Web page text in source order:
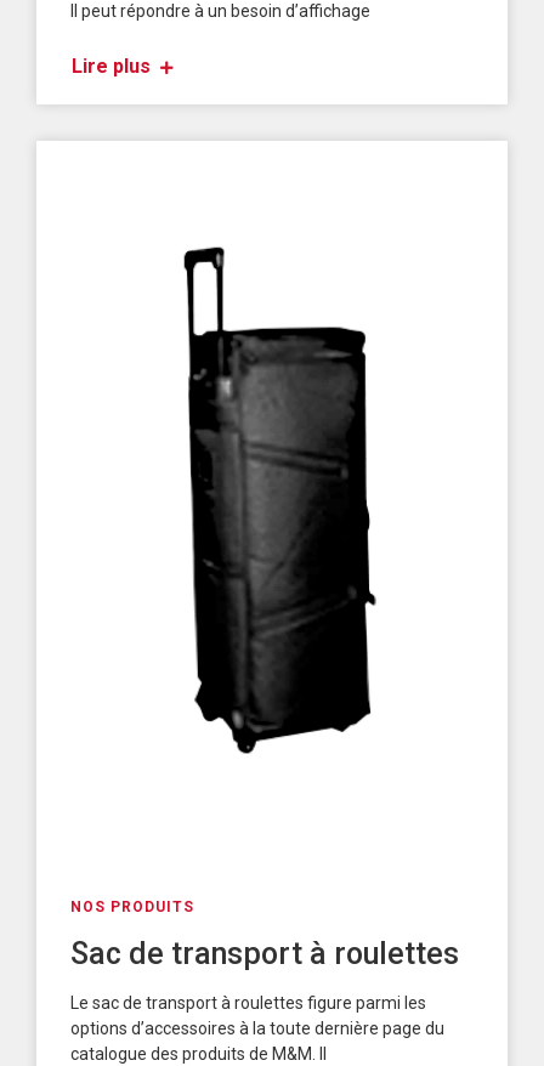
Il peut répondre à un besoin d’affichage
Lire plus
NOS PRODUITS
Sac de transport à roulettes
Le sac de transport à roulettes figure parmi les
options d’accessoires à la toute dernière page du
catalogue des produits de M&M. Il